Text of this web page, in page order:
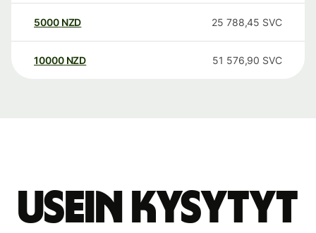
5000 NZD 25 788,45 SVC
10000 NZD 51 576,90 SVC
Usein kysytyt